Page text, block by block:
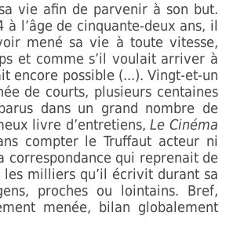
vie afin de parvenir à son but.
l’âge de cinquante-deux ans, il
mené sa vie à toute vitesse,
et comme s’il voulait arriver à
encore possible (...). Vingt-et-un
de courts, plusieurs centaines
dans un grand nombre de
livre d’entretiens,Le Cinéma
compter le Truffaut acteur ni
correspondance qui reprenait de
milliers qu’il écrivit durant sa
proches ou lointains. Bref,
menée, bilan globalement